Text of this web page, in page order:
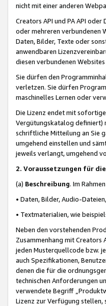
nicht mit einer anderen
Creators API und PA API
oder mehreren verbundenen
Daten, Bilder, Texte oder
anwendbaren
diesen verbundenen
Sie dürfen den
verletzen. Sie dürfen
maschinelles Lernen oder
Die Lizenz endet mit
Vergütungskatalog definiert)
schriftliche Mitteilung an Sie
umgehend einstellen und
jeweils verlangt, umgehend
2. Voraussetzungen für
(a) Beschreibung. Im
• Daten, Bilder, Audio-
• Textmaterialien, wie
Neben den vorstehenden
Zusammenhang mit
jeden Musterquellcode bzw.
auch Spezifikationen,
denen die für die
technischen Anforderungen
verwendete Begriff
Lizenz zur Verfügung